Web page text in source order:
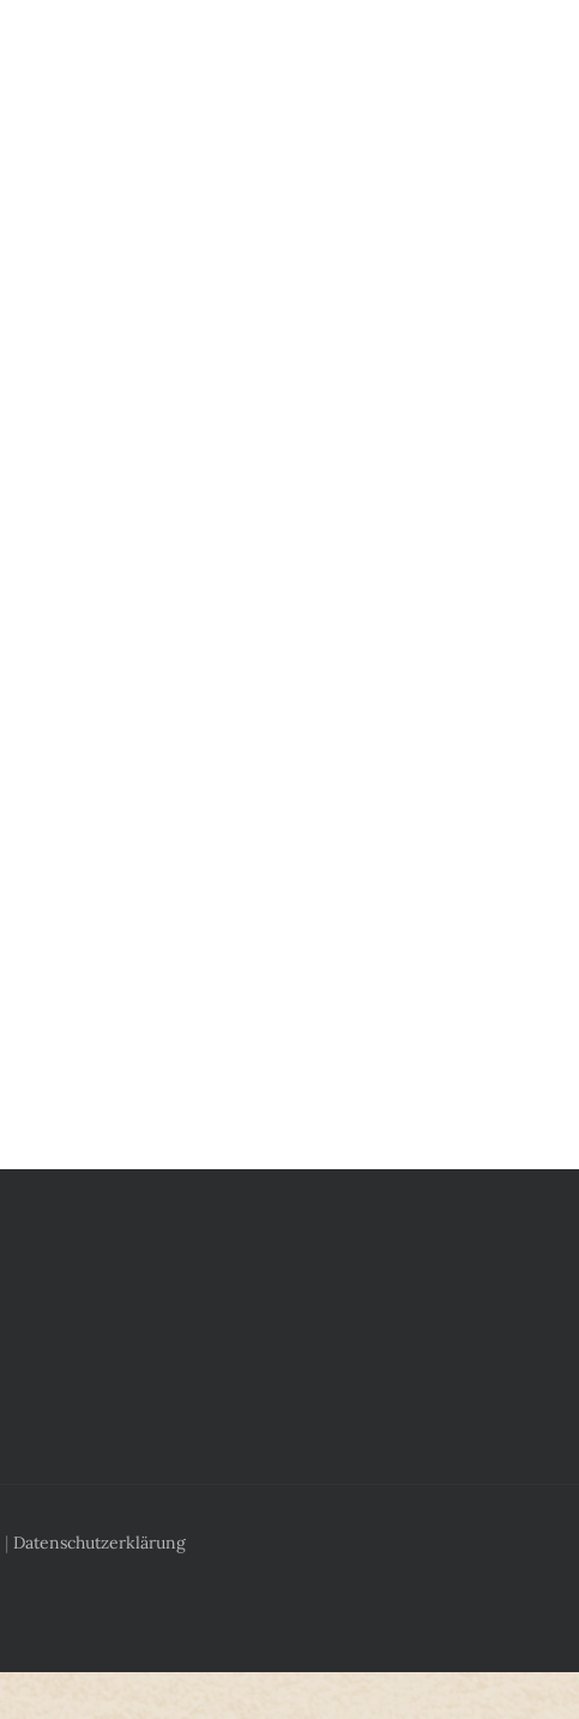
Datenschutzerklärung